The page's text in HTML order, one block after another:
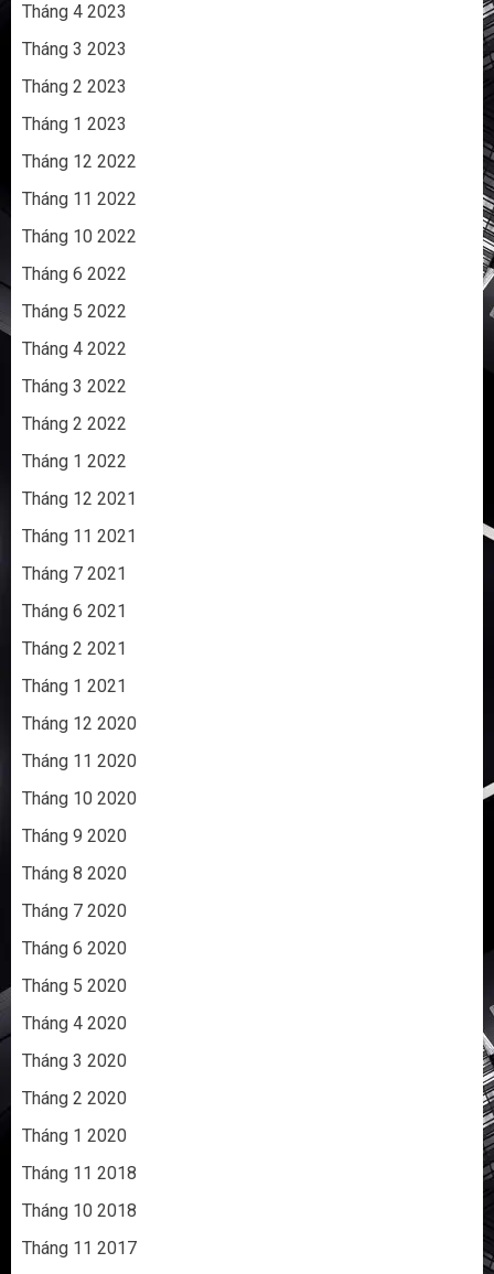
Tháng 4 2023
Tháng 3 2023
Tháng 2 2023
Tháng 1 2023
Tháng 12 2022
Tháng 11 2022
Tháng 10 2022
Tháng 6 2022
Tháng 5 2022
Tháng 4 2022
Tháng 3 2022
Tháng 2 2022
Tháng 1 2022
Tháng 12 2021
Tháng 11 2021
Tháng 7 2021
Tháng 6 2021
Tháng 2 2021
Tháng 1 2021
Tháng 12 2020
Tháng 11 2020
Tháng 10 2020
Tháng 9 2020
Tháng 8 2020
Tháng 7 2020
Tháng 6 2020
Tháng 5 2020
Tháng 4 2020
Tháng 3 2020
Tháng 2 2020
Tháng 1 2020
Tháng 11 2018
Tháng 10 2018
Tháng 11 2017